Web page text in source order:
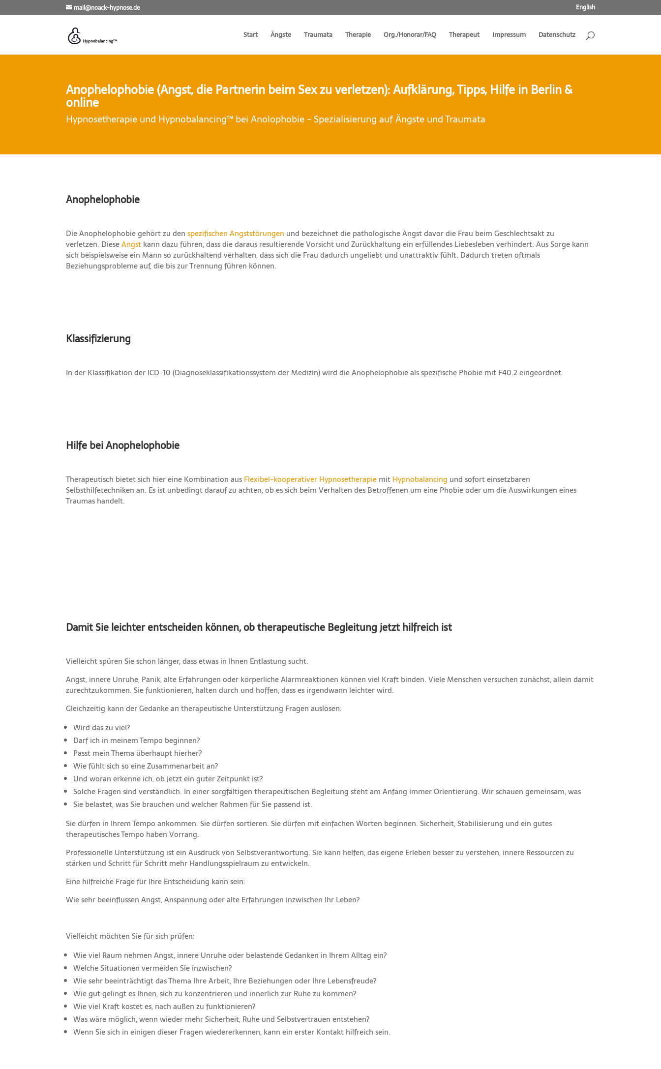
mail@noack-hypnose.de English
Start Ängste Traumata Therapie Org./Honorar/FAQ Therapeut Impressum Datenschutz
Anophelophobie (Angst, die Partnerin beim Sex zu verletzen): Aufklärung, Tipps, Hilfe in Berlin &
online
Hypnosetherapie und Hypnobalancing™ bei Anolophobie - Spezialisierung auf Ängste und Traumata
Anophelophobie
Die Anophelophobie gehört zu denspezifischen Angststörungen und bezeichnet die pathologische Angst davor die Frau beim Geschlechtsakt zu
verletzen. DieseAngst kann dazu führen, dass die daraus resultierende Vorsicht und Zurückhaltung ein erfüllendes Liebesleben verhindert. Aus Sorge kann
sich beispielsweise ein Mann so zurückhaltend verhalten, dass sich die Frau dadurch ungeliebt und unattraktiv fühlt. Dadurch treten oftmals
Beziehungsprobleme auf, die bis zur Trennung führen können.
Klassifizierung
In der Klassifikation der ICD-10 (Diagnoseklassifikationssystem der Medizin) wird die Anophelophobie als spezifische Phobie mit F40.2 eingeordnet.
Hilfe bei Anophelophobie
Therapeutisch bietet sich hier eine Kombination aus Flexibel-kooperativer Hypnosetherapie mit Hypnobalancing und sofort einsetzbaren
Selbsthilfetechniken an. Es ist unbedingt darauf zu achten, ob es sich beim Verhalten des Betroffenen um eine Phobie oder um die Auswirkungen eines
Traumas handelt.
Damit Sie leichter entscheiden können, ob therapeutische Begleitung jetzt hilfreich ist
Vielleicht spüren Sie schon länger, dass etwas in Ihnen Entlastung sucht.
Angst, innere Unruhe, Panik, alte Erfahrungen oder körperliche Alarmreaktionen können viel Kraft binden. Viele Menschen versuchen zunächst, allein damit
zurechtzukommen. Sie funktionieren, halten durch und hoffen, dass es irgendwann leichter wird.
Gleichzeitig kann der Gedanke an therapeutische Unterstützung Fragen auslösen:
Wird das zu viel?
Darf ich in meinem Tempo beginnen?
Passt mein Thema überhaupt hierher?
Wie fühlt sich so eine Zusammenarbeit an?
Und woran erkenne ich, ob jetzt ein guter Zeitpunkt ist?
Solche Fragen sind verständlich. In einer sorgfältigen therapeutischen Begleitung steht am Anfang immer Orientierung. Wir schauen gemeinsam, was
Sie belastet, was Sie brauchen und welcher Rahmen für Sie passend ist.
Sie dürfen in Ihrem Tempo ankommen. Sie dürfen sortieren. Sie dürfen mit einfachen Worten beginnen. Sicherheit, Stabilisierung und ein gutes
therapeutisches Tempo haben Vorrang.
Professionelle Unterstützung ist ein Ausdruck von Selbstverantwortung. Sie kann helfen, das eigene Erleben besser zu verstehen, innere Ressourcen zu
stärken und Schritt für Schritt mehr Handlungsspielraum zu entwickeln.
Eine hilfreiche Frage für Ihre Entscheidung kann sein:
Wie sehr beeinflussen Angst, Anspannung oder alte Erfahrungen inzwischen Ihr Leben?
Vielleicht möchten Sie für sich prüfen:
Wie viel Raum nehmen Angst, innere Unruhe oder belastende Gedanken in Ihrem Alltag ein?
Welche Situationen vermeiden Sie inzwischen?
Wie sehr beeinträchtigt das Thema Ihre Arbeit, Ihre Beziehungen oder Ihre Lebensfreude?
Wie gut gelingt es Ihnen, sich zu konzentrieren und innerlich zur Ruhe zu kommen?
Wie viel Kraft kostet es, nach außen zu funktionieren?
Was wäre möglich, wenn wieder mehr Sicherheit, Ruhe und Selbstvertrauen entstehen?
Wenn Sie sich in einigen dieser Fragen wiedererkennen, kann ein erster Kontakt hilfreich sein.